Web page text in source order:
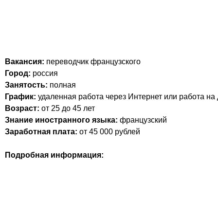
Вакансия: переводчик французского
Город: россия
Занятость: полная
График: удаленная работа через Интернет или работа на
Возраст: от 25 до 45 лет
Знание иностранного языка: французский
Заработная плата: от 45 000 рублей
Подробная информация: